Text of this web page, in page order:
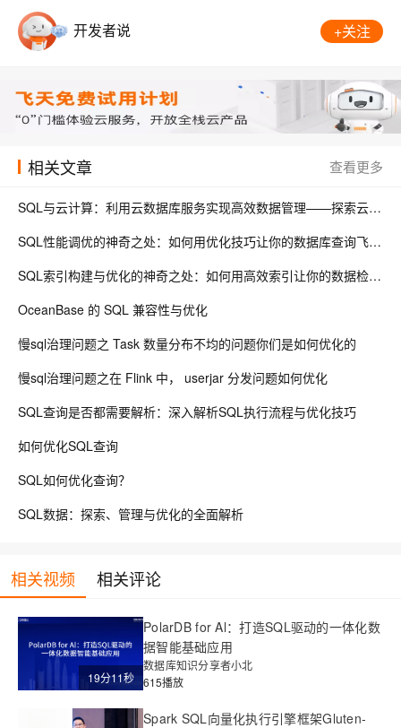
开发者说 +关注
相关文章 查看更多
SQL与云计算：利用云数据库服务实现高效数据管理——探索云端SQL应用、性能优化、安全性与成本效益，为企业数字化转型提供全方位支持
SQL性能调优的神奇之处：如何用优化技巧让你的数据库查询飞起来，实现秒级响应？
SQL索引构建与优化的神奇之处：如何用高效索引让你的数据检索飞起来？
OceanBase 的 SQL 兼容性与优化
慢sql治理问题之 Task 数量分布不均的问题你们是如何优化的
慢sql治理问题之在 Flink 中， userjar 分发问题如何优化
SQL查询是否都需要解析：深入解析SQL执行流程与优化技巧
如何优化SQL查询
SQL如何优化查询？
SQL数据：探索、管理与优化的全面解析
相关视频 相关评论
19分11秒
PolarDB for Al：打造SQL驱动的一体化数
据智能基础应用
数据库知识分享者小北
615播放
Spark SQL向量化执行引擎框架Gluten-